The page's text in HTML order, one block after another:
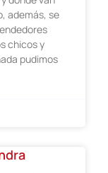
además, se
chicos y
pudimos